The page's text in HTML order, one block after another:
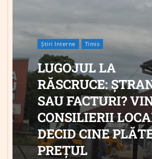
Știri Interne Timis
LUGOJUL LA
RĂSCRUCE:
SAU FACTURI?
CONSILIERII
DECID CINE
PREȚUL